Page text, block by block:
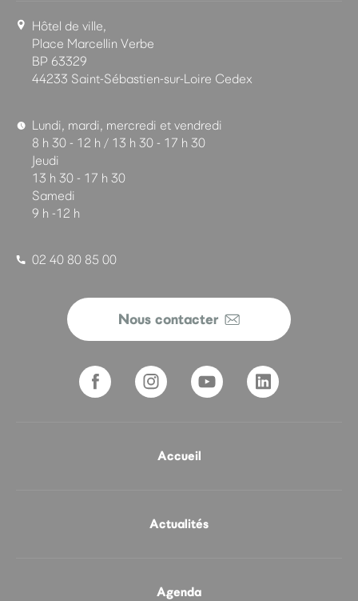
Hôtel de ville,
Place Marcellin Verbe
BP 63329
44233 Saint-Sébastien-sur-Loire Cedex
Lundi, mardi, mercredi et vendredi
8 h 30 - 12 h / 13 h 30 - 17 h 30
Jeudi
13 h 30 - 17 h 30
Samedi
9 h -12 h
02 40 80 85 00
Nous contacter
Accueil
Actualités
Agenda